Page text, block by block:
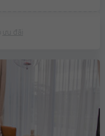
ưu đãi